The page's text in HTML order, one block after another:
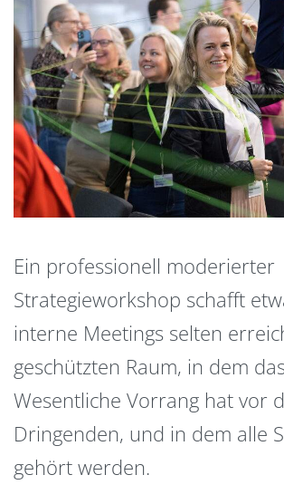
Ein professionell moderierter
Strategieworkshop schafft
interne Meetings selten
geschützten Raum, in dem
Wesentliche Vorrang hat vor
Dringenden, und in dem alle
gehört werden.